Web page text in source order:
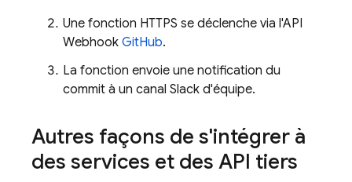
Une fonction HTTPS se déclenche via l'API
Webhook GitHub.
La fonction envoie une notification du
commit à un canal Slack d'équipe.
Autres façons de s'intégrer à
des services et des API tiers